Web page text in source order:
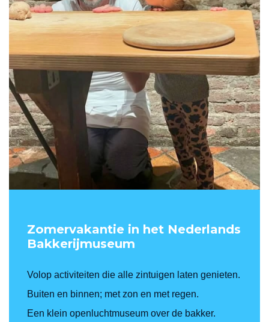
Zomervakantie in het Nederlands
Bakkerijmuseum
Volop activiteiten die alle zintuigen laten genieten.
Buiten en binnen; met zon en met regen.
Een klein openluchtmuseum over de bakker.